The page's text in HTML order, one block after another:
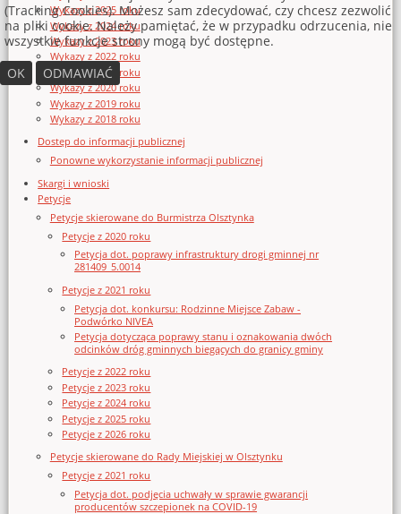
Wykazy z 2025 roku
Wykazy z 2024 roku
Wykazy z 2023 roku
Wykazy z 2022 roku
Wykazy z 2021 roku
Wykazy z 2020 roku
Wykazy z 2019 roku
Wykazy z 2018 roku
Dostęp do informacji publicznej
Ponowne wykorzystanie informacji publicznej
Skargi i wnioski
Petycje
Petycje skierowane do Burmistrza Olsztynka
Petycje z 2020 roku
Petycja dot. poprawy infrastruktury drogi gminnej nr
281409_5.0014
Petycje z 2021 roku
Petycja dot. konkursu: Rodzinne Miejsce Zabaw -
Podwórko NIVEA
Petycja dotycząca poprawy stanu i oznakowania dwóch
odcinków dróg gminnych biegących do granicy gminy
Petycje z 2022 roku
Petycje z 2023 roku
Petycje z 2024 roku
Petycje z 2025 roku
Petycje z 2026 roku
Petycje skierowane do Rady Miejskiej w Olsztynku
Petycje z 2021 roku
Petycja dot. podjęcia uchwały w sprawie gwarancji
producentów szczepionek na COVID-19
(Tracking Cookies). Możesz sam zdecydować, czy chcesz zezwolić
na pliki cookie. Należy pamiętać, że w przypadku odrzucenia, nie
wszystkie funkcje strony mogą być dostępne.
OK
ODMAWIAĆ